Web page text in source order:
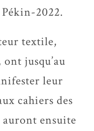
Pékin-2022.
textile,
jusqu’au
leur
cahiers des
auront ensuite